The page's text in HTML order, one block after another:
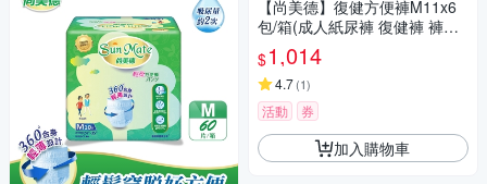
【尚美德】復健方便褲M11x6
包/箱(成人紙尿褲 復健褲 褲型
紙尿褲)
$1,014
4.7(1)
活動 券
加入購物車